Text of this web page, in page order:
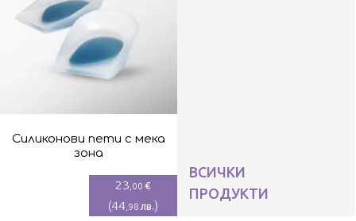
Силиконови пети с мека
зона
23 ,00 €
(44,98 лв.)
ВСИЧКИ
ПРОДУКТИ